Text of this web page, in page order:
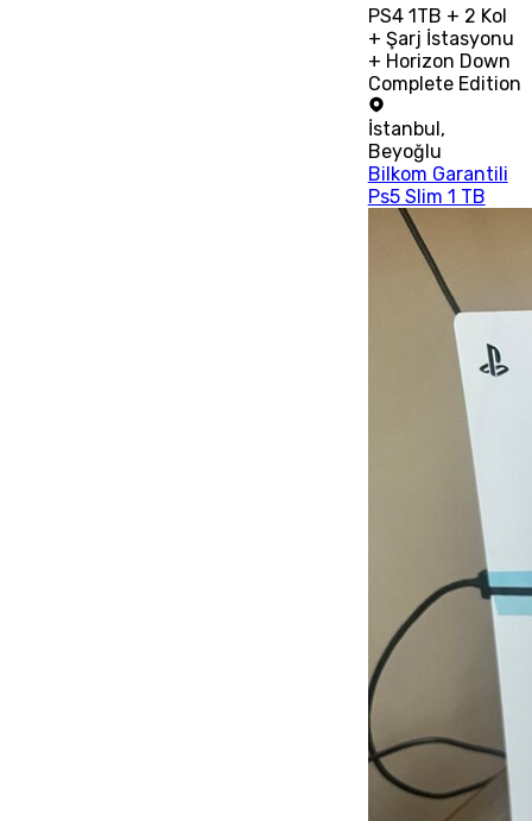
PS4 1TB + 2 Kol
+ Şarj İstasyonu
+ Horizon Down
Complete Edition
İstanbul,
Beyoğlu
Bilkom Garantili
Ps5 Slim 1 TB